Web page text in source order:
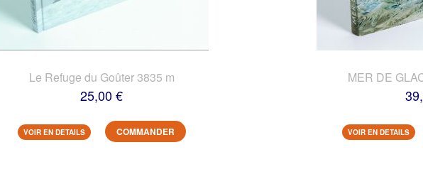
Le Refuge du Goûter 3835 m
25,00 €
VOIR EN DETAILS COMMANDER
MER DE
VOIR EN DETAILS